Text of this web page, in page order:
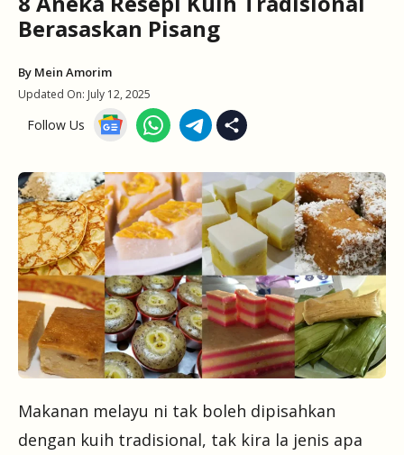
Berasaskan Pisang
By Mein Amorim
Updated On: July 12, 2025
Follow Us
Makanan melayu ni tak boleh dipisahkan
dengan kuih tradisional, tak kira la jenis apa